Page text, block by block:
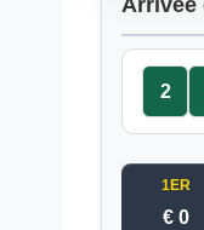
Arrivée
2
1ER
€ 0